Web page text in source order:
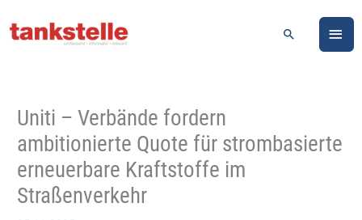
Inhalt
Suchen
Uniti – Verbände fordern
ambitionierte Quote für strombasierte
erneuerbare Kraftstoffe im
Straßenverkehr